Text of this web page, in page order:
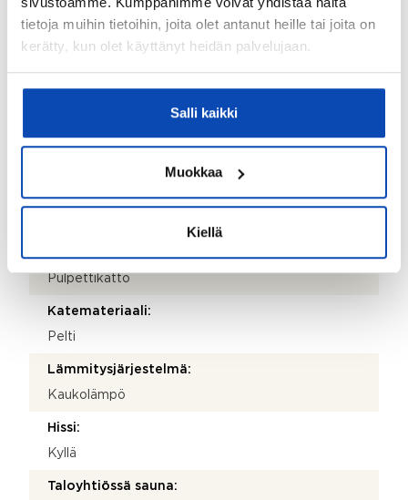
tietoja muihin tietoihin, joita olet antanut heille tai joita on
kerätty, kun olet käyttänyt heidän palvelujaan.
Salli kaikki
Muokkaa
Kiellä
Isännöitsijäntodistuksen päivämäärä:
15.04.2026
Käyttöönottovuosi:
Rakennus- ja pintamateriaalit:
Pulpettikatto
Katemateriaali:
Pelti
Lämmitysjärjestelmä:
Kaukolämpö
Hissi:
Kyllä
Taloyhtiössä sauna: